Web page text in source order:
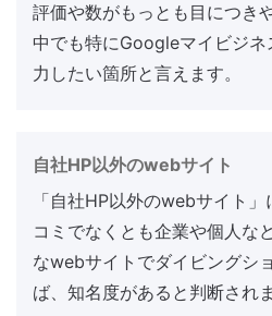
評価や数がもっとも目につき
中でも特にGoogleマイビジ
力したい箇所と言えます。
自社HP以外のwebサイト
「自社HP以外のwebサイト
コミでなくとも企業や個人な
なwebサイトでダイビングシ
ば、知名度があると判断されま